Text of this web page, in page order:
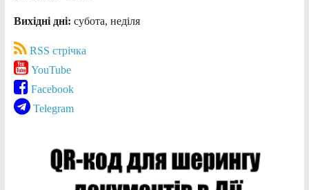
Вихідні дні: субота, неділя
RSS стрічка
YouTube
Facebook
Telegram